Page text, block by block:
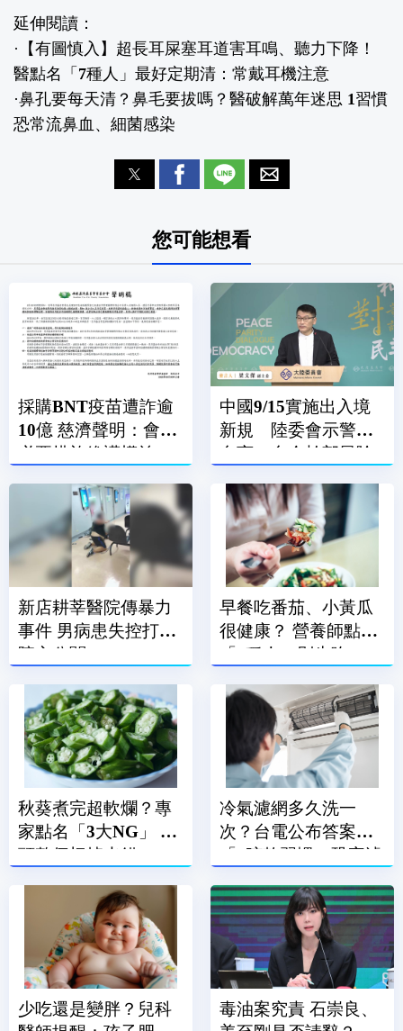
延伸閱讀：
· 【有圖慎入】超長耳屎塞耳道害耳鳴、聽力下降！
醫點名「7種人」最好定期清：常戴耳機注意
·鼻孔要每天清？鼻毛要拔嗎？醫破解萬年迷思 1習慣
恐常流鼻血、細菌感染
您可能想看
採購BNT疫苗遭詐逾
10億 慈濟聲明：會採
必要措施維護權益
中國9/15實施出入境
新規 陸委會示警：
台商、台企幹部風險
新店耕莘醫院傳暴力
事件 男病患失控打傷
院方公關
早餐吃番茄、小黃瓜
很健康？ 營養師點名
「3種人」別生吃
秋葵煮完超軟爛？專
家點名「3大NG」 蒂
頭整個切掉也錯
冷氣濾網多久洗一
次？台電公布答案
「1晾乾習慣」恐害濾
少吃還是變胖？兒科
毒油案究責 石崇良、